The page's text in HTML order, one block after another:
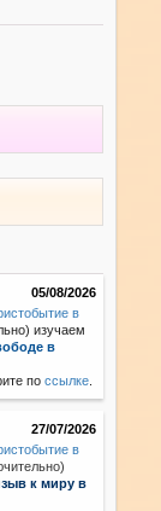
05/08/2026
в
изучаем
в
поссылке
27/07/2026
в
к миру в